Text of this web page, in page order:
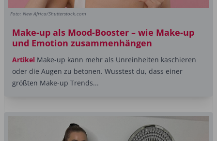
Foto: New Africa/Shutterstock.com
Make-up als Mood-Booster – wie Make-up
und Emotion zusammenhängen
Artikel Make-up kann mehr als Unreinheiten kaschieren
oder die Augen zu betonen. Wusstest du, dass einer
größten Make-up Trends...